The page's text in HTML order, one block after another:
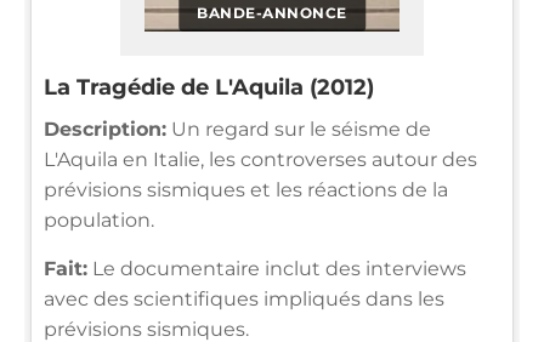
BANDE-ANNONCE
La Tragédie de L'Aquila (2012)
Description: Un regard sur le séisme de
L'Aquila en Italie, les controverses autour des
prévisions sismiques et les réactions de la
population.
Fait: Le documentaire inclut des interviews
avec des scientifiques impliqués dans les
prévisions sismiques.